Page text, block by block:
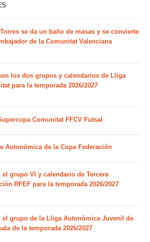
se da un baño de masas y se convierte
de la Comunitat Valenciana
los dos grupos y calendarios de Lliga
para la temporada 2026/2027
Comunitat FFCV Futsal
Autonómica de la Copa Federación
el grupo VI y calendario de Tercera
RFEF para la temporada 2026/2027
el grupo de la Lliga Autonòmica Juvenil de
de la temporada 2026/2027